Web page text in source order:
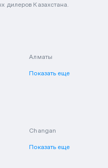
дилеров Казахстана.
Алматы
Показать еще
Changan
Показать еще